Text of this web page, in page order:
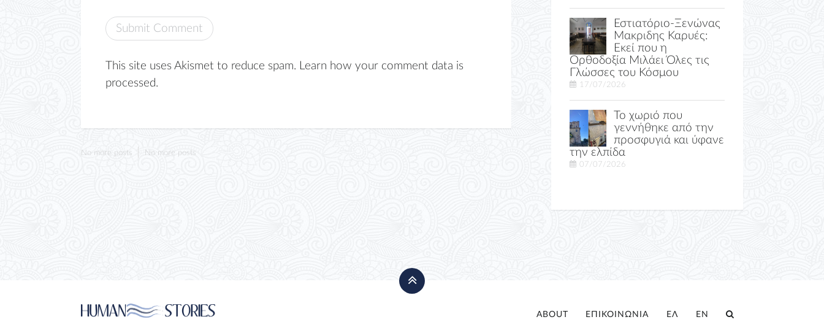
This site uses Akismet to reduce spam. Learn how your comment data is
processed.
No more posts No more posts
Εστιατόριο-Ξενώνας
Μακριδης Καρυές:
Εκεί που η
Ορθοδοξία Μιλάει Όλες τις
Γλώσσες του Κόσμου
17/07/2026
Το χωριό που
γεννήθηκε από την
προσφυγιά και ύφανε
την ελπίδα
07/07/2026
ABOUT ΕΠΙΚΟΙΝΩΝΙΑ ΕΛ EN